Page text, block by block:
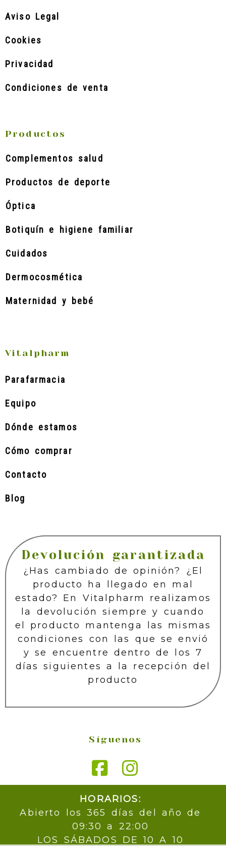
Aviso Legal
Cookies
Privacidad
Condiciones de venta
Productos
Complementos salud
Productos de deporte
Óptica
Botiquín e higiene familiar
Cuidados
Dermocosmética
Maternidad y bebé
Vitalpharm
Parafarmacia
Equipo
Dónde estamos
Cómo comprar
Contacto
Blog
Devolución garantizada
¿Has cambiado de opinión? ¿El
producto ha llegado en mal
estado? En Vitalpharm realizamos
la devolución siempre y cuando
el producto mantenga las mismas
condiciones con las que se envió
y se encuentre dentro de los 7
días siguientes a la recepción del
producto
Síguenos
HORARIOS:
Abierto los 365 días del año de
09:30 a 22:00
LOS SÁBADOS DE 10 A 10